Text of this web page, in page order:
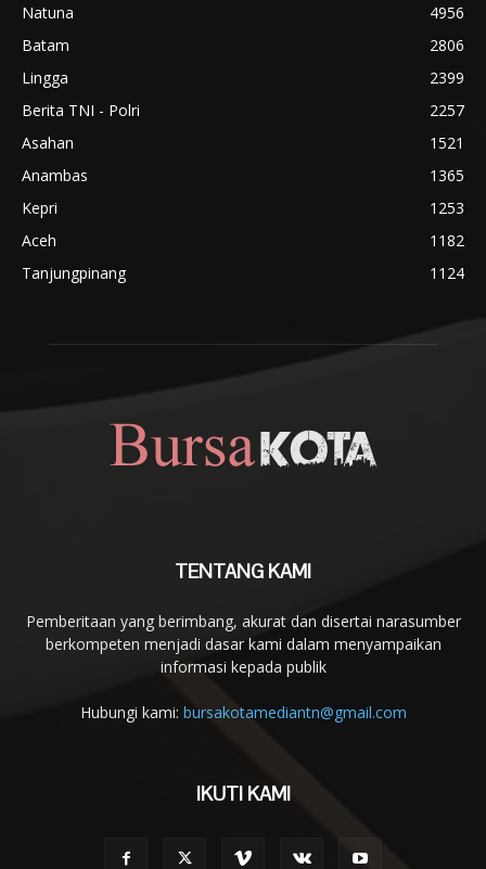
Natuna
4956
Batam
2806
Lingga
2399
Berita TNI - Polri
2257
Asahan
1521
Anambas
1365
Kepri
1253
Aceh
1182
Tanjungpinang
1124
TENTANG KAMI
Pemberitaan yang berimbang, akurat dan disertai narasumber
berkompeten menjadi dasar kami dalam menyampaikan
informasi kepada publik
Hubungi kami: bursakotamediantn@gmail.com
IKUTI KAMI